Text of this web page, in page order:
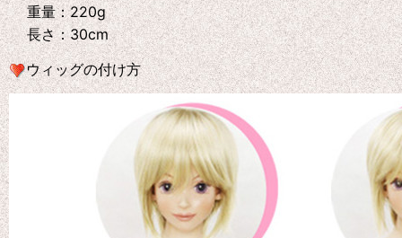
重量：220g
長さ：30cm
ウィッグの付け方